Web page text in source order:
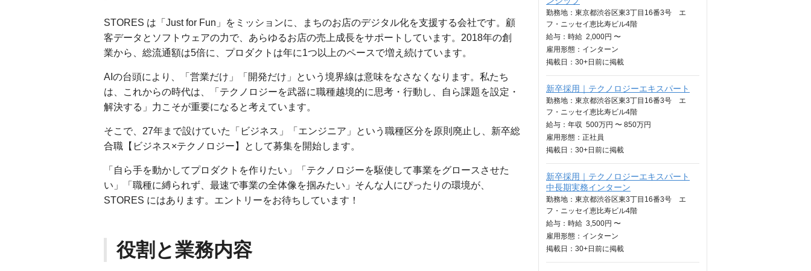
STORES は「Just for Fun」をミッションに、まちのお店のデジタル化を支援する会社です。顧
客データとソフトウェアの力で、あらゆるお店の売上成長をサポートしています。2018年の創
業から、総流通額は5倍に、プロダクトは年に1つ以上のペースで増え続けています。
AIの台頭により、「営業だけ」「開発だけ」という境界線は意味をなさなくなります。私たち
は、これからの時代は、「テクノロジーを武器に職種越境的に思考・行動し、自ら課題を設定・
解決する」力こそが重要になると考えています。
そこで、27年まで設けていた「ビジネス」「エンジニア」という職種区分を原則廃止し、新卒総
合職【ビジネス×テクノロジー】として募集を開始します。
「自ら手を動かしてプロダクトを作りたい」「テクノロジーを駆使して事業をグロースさせた
い」「職種に縛られず、最速で事業の全体像を掴みたい」そんな人にぴったりの環境が、
STORES にはあります。エントリーをお待ちしています！
役割と業務内容
勤務地：東京都渋谷区東3丁目16番3号 エ
フ・ニッセイ恵比寿ビル4階
給与： 時給 2,000円 〜
雇用形態：インターン
掲載日： 30+日 前に掲載
新卒採用｜テクノロジーエキスパート
勤務地：東京都渋谷区東3丁目16番3号 エ
フ・ニッセイ恵比寿ビル4階
給与： 年収 500万円 〜 850万円
雇用形態：正社員
掲載日： 30+日 前に掲載
新卒採用｜テクノロジーエキスパート
中長期実務インターン
勤務地：東京都渋谷区東3丁目16番3号 エ
フ・ニッセイ恵比寿ビル4階
給与： 時給 3,500円 〜
雇用形態：インターン
掲載日： 30+日 前に掲載